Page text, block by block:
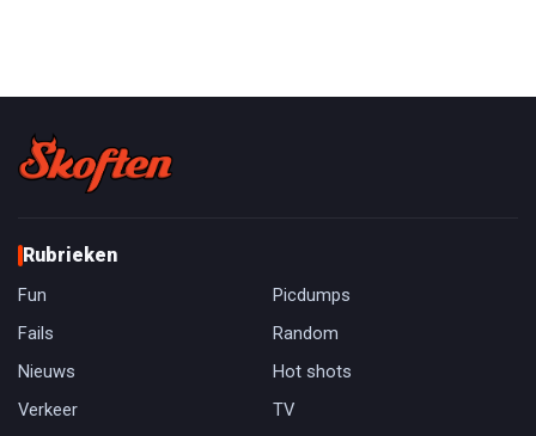
Rubrieken
Fun
Picdumps
Fails
Random
Nieuws
Hot shots
Verkeer
TV